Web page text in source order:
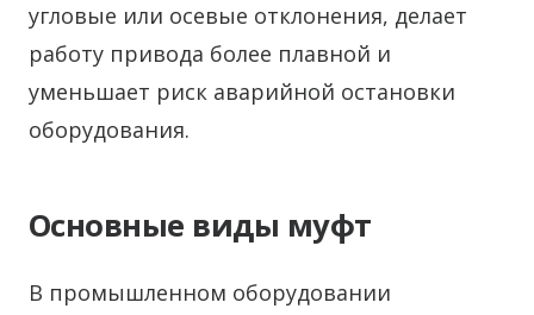
угловые или осевые отклонения, делает
работу привода более плавной и
уменьшает риск аварийной остановки
оборудования.
Основные виды муфт
В промышленном оборудовании